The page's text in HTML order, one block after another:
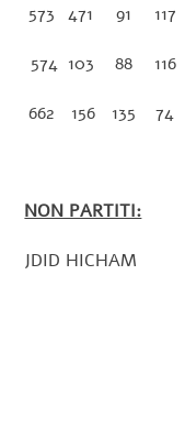
573 471 91 117
574 103 88 116
662 156 135 74
NON PARTITI:
JDID HICHAM